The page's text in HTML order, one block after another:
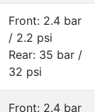
Front: 2.4 bar
/ 2.2 psi
Rear: 35 bar /
32 psi
Front: 2.4 bar